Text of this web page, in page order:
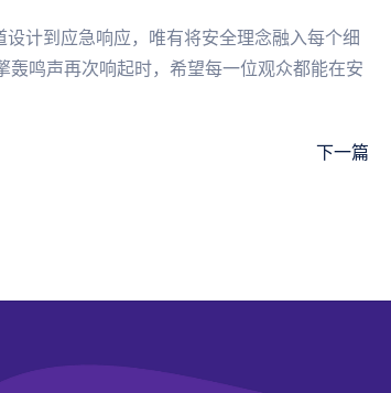
计到应急响应，唯有将安全理念融入每个细
轰鸣声再次响起时，希望每一位观众都能在安
下一篇